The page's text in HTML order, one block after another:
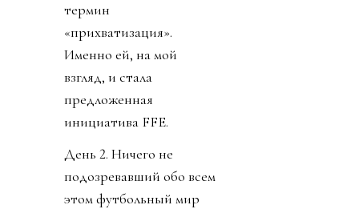
термин
«прихватизация».
Именно ей, на мой
взгляд, и стала
предложенная
инициатива FFE.
День 2. Ничего не
подозревавший обо всем
этом футбольный мир